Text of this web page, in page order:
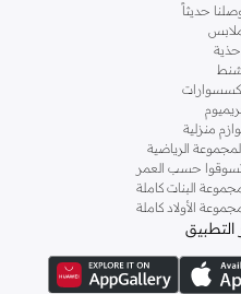
حديثاً
منزلية
الرياضية
حسب العمر
البنات كاملة
الأولاد كاملة